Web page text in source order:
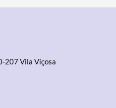
207 Vila Viçosa